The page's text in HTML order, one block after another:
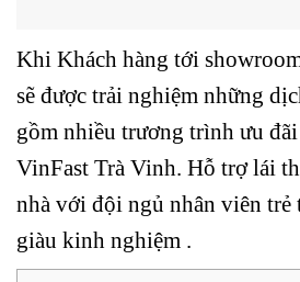
Khi Khách hàng tới
sẽ được trải nghiệm những
gồm nhiều trương trình ưu
VinFast Trà Vinh. Hỗ trợ lái
nhà với đội ngủ nhân viên trẻ
giàu kinh nghiệm .